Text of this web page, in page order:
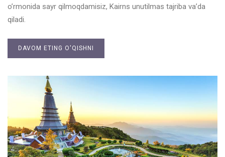
o’rmonida sayr qilmoqdamisiz, Kairns unutilmas tajriba va’da
qiladi.
DAVOM ETING O'QISHNI